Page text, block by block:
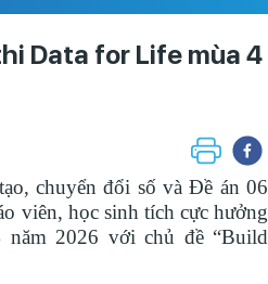
Data for Life mùa 4
chuyển đổi số và Đề án 06
viên, học sinh tích cực hưởng
2026 với chủ đề “Build